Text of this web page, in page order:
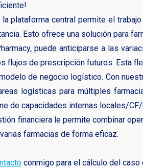
plataforma central permite el
Esto ofrece una solución para
puede anticiparse a las
flujos de prescripción futuros. Esta
de negocio logístico. Con
logísticas para múltiples
de capacidades internas locales/CF/
financiera le permite combinar
farmacias de forma eficaz.
conmigo para el cálculo del